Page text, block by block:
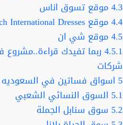
4.3موقع تسوق اناس
4.4موقع Farvitch International Dresses
4.5موقع شي ان
4.5.1
شركات
5 اسواق فساتين في السعوديه
5.1 السوق النسائي الشعبي
5.2 سوق سنابل الجملة